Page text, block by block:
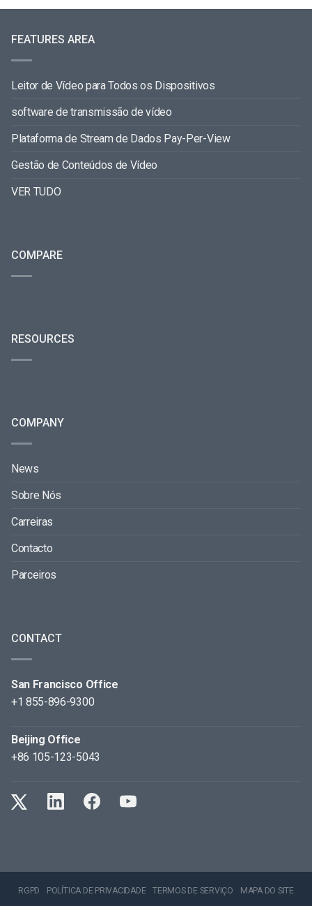
FEATURES AREA
Leitor de Vídeo para Todos os Dispositivos
software de transmissão de vídeo
Plataforma de Stream de Dados Pay-Per-View
Gestão de Conteúdos de Vídeo
VER TUDO
COMPARE
RESOURCES
COMPANY
News
Sobre Nós
Carreiras
Contacto
Parceiros
CONTACT
San Francisco Office
+1 855-896-9300
Beijing Office
+86 105-123-5043
RGPD POLÍTICA DE PRIVACIDADE TERMOS DE SERVIÇO MAPA DO SITE